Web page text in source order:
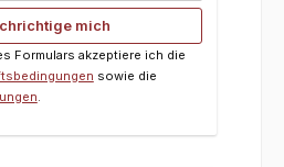
mich
Formulars akzeptiere ich die
sowie die
.